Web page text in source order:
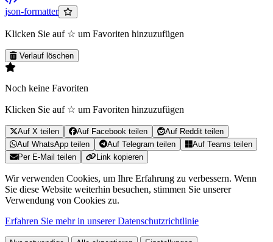
json-formatter
Klicken Sie auf ☆ um Favoriten hinzuzufügen
Verlauf löschen
Noch keine Favoriten
Klicken Sie auf ☆ um Favoriten hinzuzufügen
Auf X teilen Auf Facebook teilen
Auf Reddit teilen
Auf WhatsApp teilen
Auf Telegram teilen
Auf Teams teilen
Per E-Mail teilen
Link kopieren
Wir verwenden Cookies, um Ihre Erfahrung zu verbessern. Wenn
Sie diese Website weiterhin besuchen, stimmen Sie unserer
Verwendung von Cookies zu.
Erfahren Sie mehr in unserer Datenschutzrichtlinie